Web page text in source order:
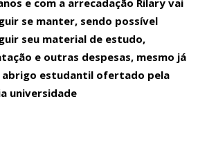
e com a arrecadação Rilary vai
se manter, sendo possível
seu material de estudo,
e outras despesas, mesmo já
estudantil ofertado pela
universidade